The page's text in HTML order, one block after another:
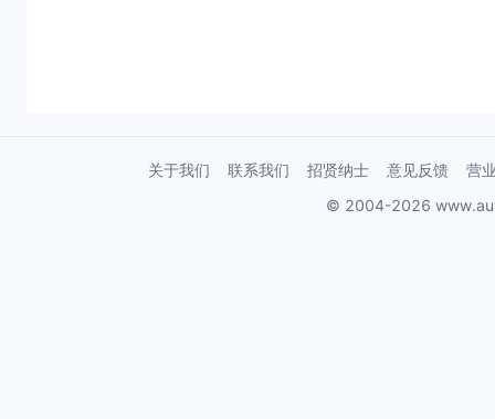
关于我们 联系我们 招贤纳士 意见反馈
营
© 2004-2026